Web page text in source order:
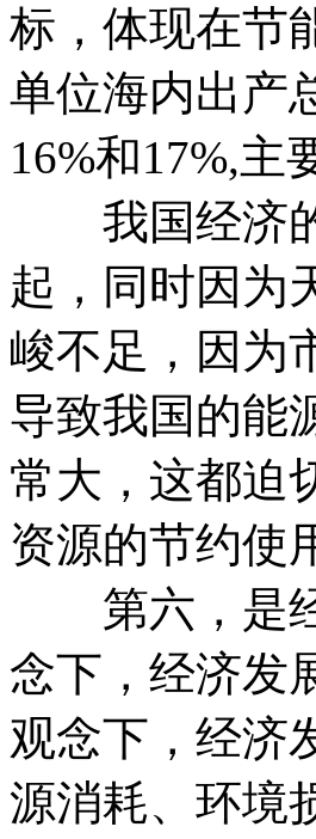
标，体现在节
单位海内出产
16%和17%,主
我国经济的
起，同时因为
峻不足，因为
导致我国的能
常大，这都迫
资源的节约使
第六，是经
念下，经济发
观念下，经济
源消耗、环境